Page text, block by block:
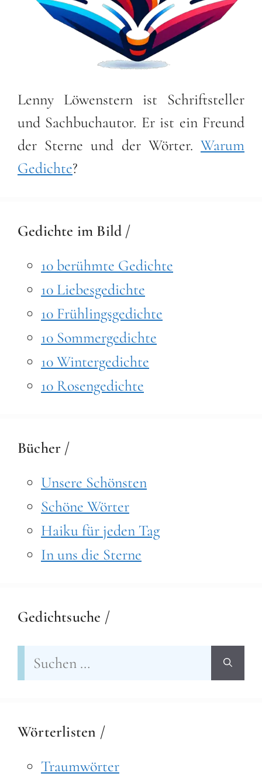
Lenny Löwenstern ist Schriftsteller
und Sachbuchautor. Er ist ein Freund
der Sterne und der Wörter. Warum
Gedichte?
Gedichte im Bild /
10 berühmte Gedichte
10 Liebesgedichte
10 Frühlingsgedichte
10 Sommergedichte
10 Wintergedichte
10 Rosengedichte
Bücher /
Unsere Schönsten
Schöne Wörter
Haiku für jeden Tag
In uns die Sterne
Gedichtsuche /
Suchen
nach:
Wörterlisten /
Traumwörter